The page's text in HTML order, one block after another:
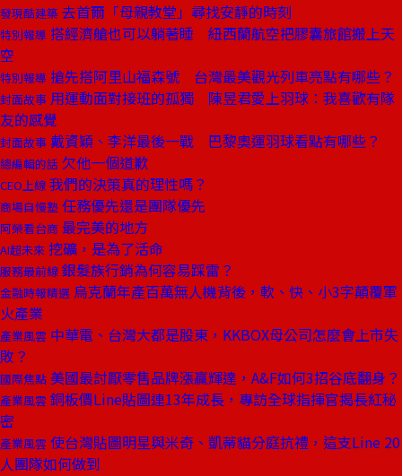
發現酷建築 去首爾「母親教堂」尋找安靜的時刻
特別報導 搭經濟艙也可以躺著睡 紐西蘭航空把膠囊旅館搬上天
空
特別報導 搶先搭阿里山福森號 台灣最美觀光列車亮點有哪些？
封面故事 用運動面對接班的孤獨 陳昱君愛上羽球：我喜歡有隊
友的感覺
封面故事 戴資穎、李洋最後一戰 巴黎奧運羽球看點有哪些？
總編輯的話 欠他一個道歉
CEO上線 我們的決策真的理性嗎？
商場自慢塾 任務優先還是團隊優先
阿榮看台商 最完美的地方
AI超未來 挖礦，是為了活命
服務最前線 銀髮族行銷為何容易踩雷？
金融時報精選 烏克蘭年產百萬無人機背後，軟、快、小3字顛覆軍
火產業
產業風雲 中華電、台灣大都是股東，KKBOX母公司怎麼會上市失
敗？
國際焦點 美國最討厭零售品牌漲贏輝達，A&F如何3招谷底翻身？
產業風雲 銅板價Line貼圖連13年成長，專訪全球指揮官揭長紅秘
密
產業風雲 使台灣貼圖明星與米奇、凱蒂貓分庭抗禮，這支Line 20
人團隊如何做到